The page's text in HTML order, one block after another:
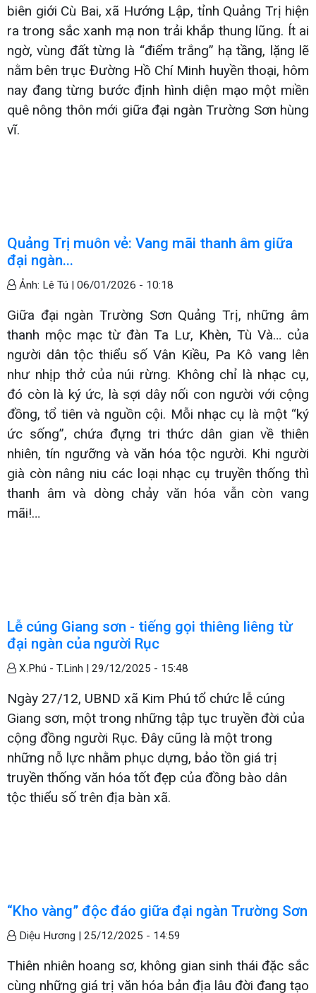
biên giới Cù Bai, xã Hướng Lập, tỉnh Quảng Trị hiện
ra trong sắc xanh mạ non trải khắp thung lũng. Ít ai
ngờ, vùng đất từng là “điểm trắng” hạ tầng, lặng lẽ
nằm bên trục Đường Hồ Chí Minh huyền thoại, hôm
nay đang từng bước định hình diện mạo một miền
quê nông thôn mới giữa đại ngàn Trường Sơn hùng
vĩ.
Quảng Trị muôn vẻ: Vang mãi thanh âm giữa
đại ngàn...
Ảnh: Lê Tú | 06/01/2026 - 10:18
Giữa đại ngàn Trường Sơn Quảng Trị, những âm
thanh mộc mạc từ đàn Ta Lư, Khèn, Tù Và… của
người dân tộc thiểu số Vân Kiều, Pa Kô vang lên
như nhịp thở của núi rừng. Không chỉ là nhạc cụ,
đó còn là ký ức, là sợi dây nối con người với cộng
đồng, tổ tiên và nguồn cội. Mỗi nhạc cụ là một “ký
ức sống”, chứa đựng tri thức dân gian về thiên
nhiên, tín ngưỡng và văn hóa tộc người. Khi người
già còn nâng niu các loại nhạc cụ truyền thống thì
thanh âm và dòng chảy văn hóa vẫn còn vang
mãi!…
Lễ cúng Giang sơn - tiếng gọi thiêng liêng từ
đại ngàn của người Rục
X.Phú - T.Linh | 29/12/2025 - 15:48
Ngày 27/12, UBND xã Kim Phú tổ chức lễ cúng
Giang sơn, một trong những tập tục truyền đời của
cộng đồng người Rục. Đây cũng là một trong
những nỗ lực nhằm phục dựng, bảo tồn giá trị
truyền thống văn hóa tốt đẹp của đồng bào dân
tộc thiểu số trên địa bàn xã.
“Kho vàng” độc đáo giữa đại ngàn Trường Sơn
Diệu Hương | 25/12/2025 - 14:59
Thiên nhiên hoang sơ, không gian sinh thái đặc sắc
cùng những giá trị văn hóa bản địa lâu đời đang tạo